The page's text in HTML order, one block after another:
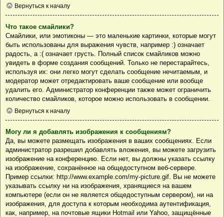
Вернуться к началу
Что такое смайлики?
Смайлики, или эмотиконы — это маленькие картинки, которые могут
быть использованы для выражения чувств, например :) означает
радость, а :( означает грусть. Полный список смайликов можно
увидеть в форме создания сообщений. Только не перестарайтесь,
используя их: они легко могут сделать сообщение нечитаемым, и
модератор может отредактировать ваше сообщение или вообще
удалить его. Администратор конференции также может ограничить
количество смайликов, которое можно использовать в сообщении.
Вернуться к началу
Могу ли я добавлять изображения к сообщениям?
Да, вы можете размещать изображения в ваших сообщениях. Если
администратор разрешил добавлять вложения, вы можете загрузить
изображение на конференцию. Если нет, вы должны указать ссылку
на изображение, сохранённое на общедоступном веб-сервере.
Пример ссылки: http://www.example.com/my-picture.gif. Вы не можете
указывать ссылку ни на изображения, хранящиеся на вашем
компьютере (если он не является общедоступным сервером), ни на
изображения, для доступа к которым необходима аутентификация,
как, например, на почтовые ящики Hotmail или Yahoo, защищённые